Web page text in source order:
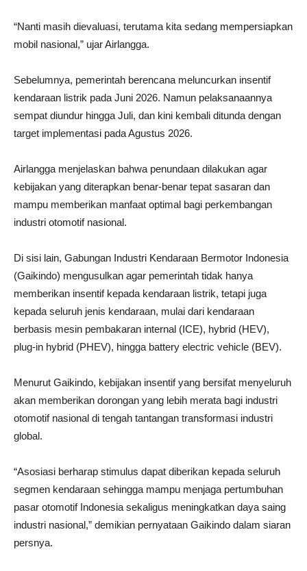
“Nanti masih dievaluasi, terutama kita sedang mempersiapkan
mobil nasional,” ujar Airlangga.
Sebelumnya, pemerintah berencana meluncurkan insentif
kendaraan listrik pada Juni 2026. Namun pelaksanaannya
sempat diundur hingga Juli, dan kini kembali ditunda dengan
target implementasi pada Agustus 2026.
Airlangga menjelaskan bahwa penundaan dilakukan agar
kebijakan yang diterapkan benar-benar tepat sasaran dan
mampu memberikan manfaat optimal bagi perkembangan
industri otomotif nasional.
Di sisi lain, Gabungan Industri Kendaraan Bermotor Indonesia
(Gaikindo) mengusulkan agar pemerintah tidak hanya
memberikan insentif kepada kendaraan listrik, tetapi juga
kepada seluruh jenis kendaraan, mulai dari kendaraan
berbasis mesin pembakaran internal (ICE), hybrid (HEV),
plug-in hybrid (PHEV), hingga battery electric vehicle (BEV).
Menurut Gaikindo, kebijakan insentif yang bersifat menyeluruh
akan memberikan dorongan yang lebih merata bagi industri
otomotif nasional di tengah tantangan transformasi industri
global.
“Asosiasi berharap stimulus dapat diberikan kepada seluruh
segmen kendaraan sehingga mampu menjaga pertumbuhan
pasar otomotif Indonesia sekaligus meningkatkan daya saing
industri nasional,” demikian pernyataan Gaikindo dalam siaran
persnya.